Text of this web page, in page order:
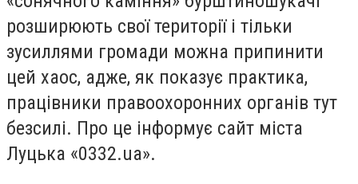
розширюють свої території і тільки
зусиллями громади можна припинити
цей хаос, адже, як показує практика,
працівники правоохоронних органів тут
безсилі. Про це інформує сайт міста
Луцька «0332.ua».